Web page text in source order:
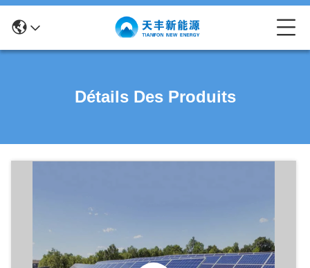
Détails Des Produits